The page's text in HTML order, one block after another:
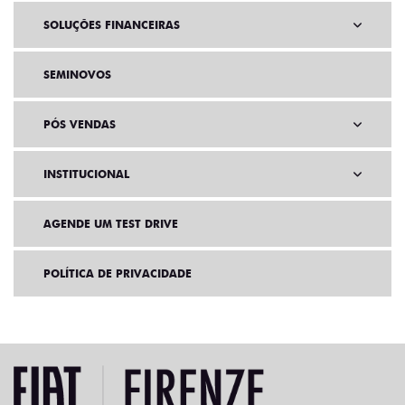
SOLUÇÕES FINANCEIRAS
SEMINOVOS
PÓS VENDAS
INSTITUCIONAL
AGENDE UM TEST DRIVE
POLÍTICA DE PRIVACIDADE